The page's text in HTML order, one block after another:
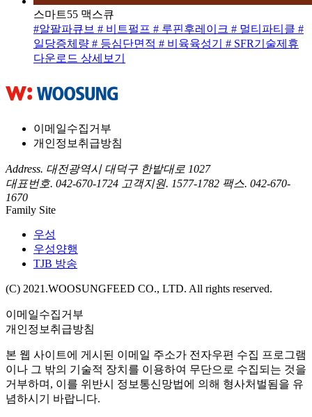
스마트55 맥스큐
#알팔파큐브 # 비트펄프 # 루핀후레이크 # 멀티파티클 #
일당증체량 # 등심단면적 # 비육육성기 # SFR기술제휴
다운로드 상세보기
이메일수집거부
개인정보취급방침
Address. 대전광역시 대덕구 한밭대로 1027
대표번호. 042-670-1724 고객지원. 1577-1782 팩스. 042-670-
1670
Family Site
우성
우성양행
TJB 방송
(C) 2021.WOOSUNGFEED CO., LTD. All rights reserved.
이메일수집거부
개인정보취급방침
본 웹 사이트에 게시된 이메일 주소가 전자우편 수집 프로그램
이나 그 밖의 기술적 장치를 이용하여 무단으로 수집되는 것을
거부하며, 이를 위반시 정보통신망법에 의해 형사처벌됨을 유
념하시기 바랍니다.